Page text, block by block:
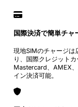
国際決済で簡単チャ
現地SIMのチャージは
り、国際クレジット
Mastercard、AMEX
イン決済可能。